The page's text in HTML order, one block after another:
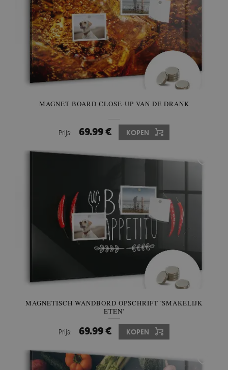
MAGNET BOARD CLOSE-UP VAN DE DRANK
Prijs: 69.99 € KOPEN
MAGNETISCH WANDBORD OPSCHRIFT 'SMAKELIJK
ETEN'
Prijs: 69.99 € KOPEN